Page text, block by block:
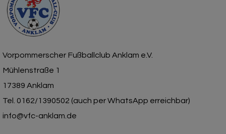
Vorpommerscher Fußballclub Anklam e.V.
Mühlenstraße 1
17389 Anklam
Tel. 0162/1390502 (auch per WhatsApp erreichbar)
info@vfc-anklam.de